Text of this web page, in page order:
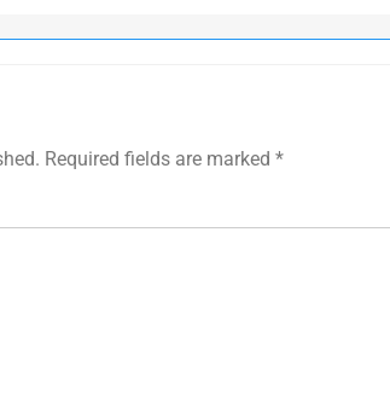
Required fields are marked *